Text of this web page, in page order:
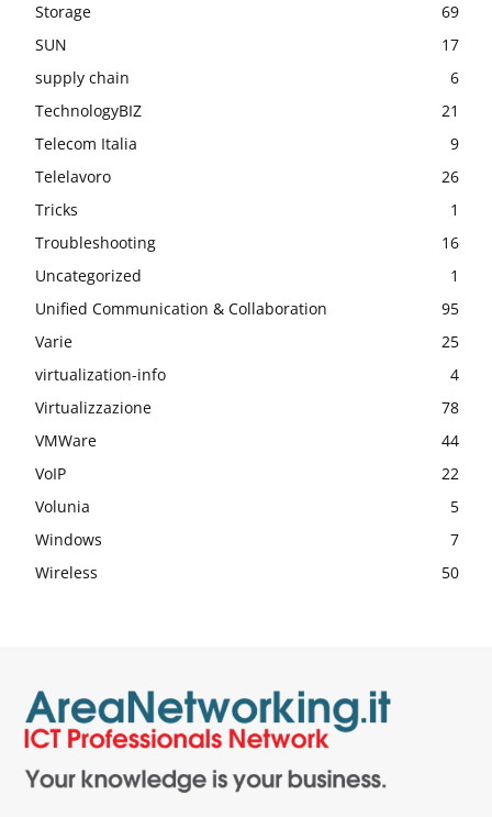
Storage
69
SUN
17
supply chain
6
TechnologyBIZ
21
Telecom Italia
9
Telelavoro
26
Tricks
1
Troubleshooting
16
Uncategorized
1
Unified Communication & Collaboration
95
Varie
25
virtualization-info
4
Virtualizzazione
78
VMWare
44
VoIP
22
Volunia
5
Windows
7
Wireless
50